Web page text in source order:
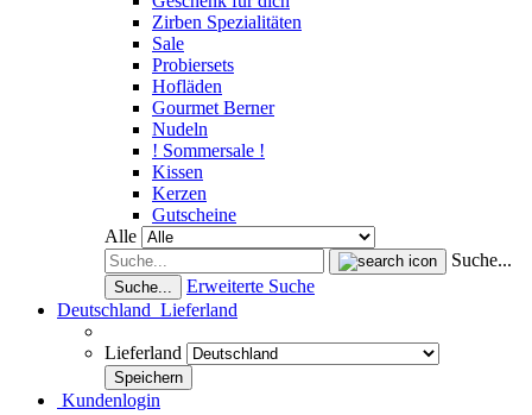
Zirben Spezialitäten
Sale
Probiersets
Hofläden
Gourmet Berner
Nudeln
! Sommersale !
Kissen
Kerzen
Gutscheine
Alle
Suche...
Suche...
Erweiterte Suche
Deutschland Lieferland
Lieferland
Kundenlogin